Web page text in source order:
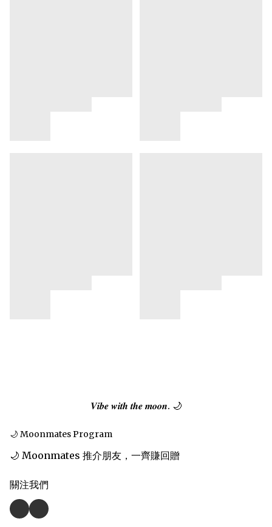
𝑽𝒊𝒃𝒆 𝒘𝒊𝒕𝒉 𝒕𝒉𝒆 𝒎𝒐𝒐𝒏. 🌙
🌙 Moonmates Program
🌙 Moonmates 推介朋友，一齊賺回贈
關注我們